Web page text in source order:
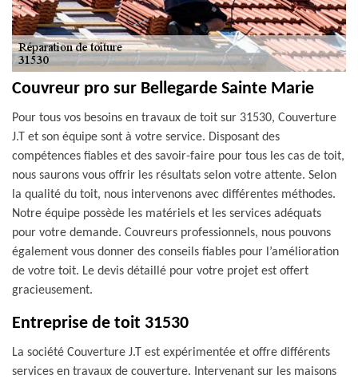
Couvreur pro sur Bellegarde Sainte Marie
Pour tous vos besoins en travaux de toit sur 31530, Couverture
J.T et son équipe sont à votre service. Disposant des
compétences fiables et des savoir-faire pour tous les cas de toit,
nous saurons vous offrir les résultats selon votre attente. Selon
la qualité du toit, nous intervenons avec différentes méthodes.
Notre équipe possède les matériels et les services adéquats
pour votre demande. Couvreurs professionnels, nous pouvons
également vous donner des conseils fiables pour l’amélioration
de votre toit. Le devis détaillé pour votre projet est offert
gracieusement.
Entreprise de toit 31530
La société Couverture J.T est expérimentée et offre différents
services en travaux de couverture. Intervenant sur les maisons